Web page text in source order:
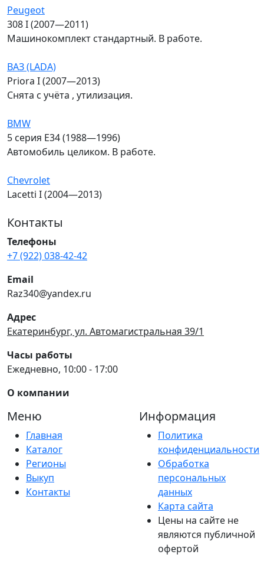
Peugeot
308 I (2007—2011)
Машинокомплект стандартный. В работе.
ВАЗ (LADA)
Priora I (2007—2013)
Снята с учёта , утилизация.
BMW
5 серия E34 (1988—1996)
Автомобиль целиком. В работе.
Chevrolet
Lacetti I (2004—2013)
Контакты
Телефоны
+7 (922) 038-42-42
Email
Raz340@yandex.ru
Адрес
Екатеринбург, ул. Автомагистральная 39/1
Часы работы
Ежедневно, 10:00 - 17:00
О компании
Меню
Главная
Каталог
Регионы
Выкуп
Контакты
Информация
Политика
конфиденциальности
Обработка
персональных
данных
Карта сайта
Цены на сайте не
являются публичной
офертой